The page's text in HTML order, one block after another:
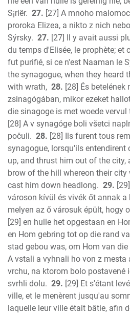
S¡riër. 27. [27] A mnoho
proroka Elizea, a nikto z nich
Sýrsky. 27. [27] Il y avait aussi
du temps d'Elisée, le prophète; et
fut purifié, si ce n'est Naaman le
the synagogue, when they heard
with wrath, 28. [28] És
zsinagógában, mikor ezeket
die sinagoge is met woede vervul
[28] A v synagóge boli všetci
počuli. 28. [28] Ils furent tous
synagogue, lorsqu'ils entendirent
up, and thrust him out of the city,
brow of the hill whereon their
cast him down headlong. 29.
városon kívül és vivék őt annak a
melyen az ő városuk épült, hogy
[29] en hulle het opgestaan en
en Hom gebring tot op die rand
stad gebou was, om Hom van
A vstali a vyhnali ho von z mesta
vrchu, na ktorom bolo postavené
svrhli dolu. 29. [29] Et s'étant
ville, et le menèrent jusqu'au
laquelle leur ville était bâtie, afin